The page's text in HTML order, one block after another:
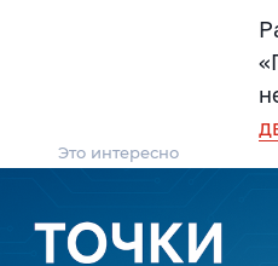
Это интересно